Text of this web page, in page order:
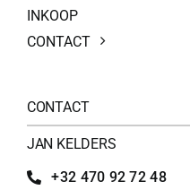
INKOOP
CONTACT
CONTACT
JAN KELDERS
+32 470 92 72 48